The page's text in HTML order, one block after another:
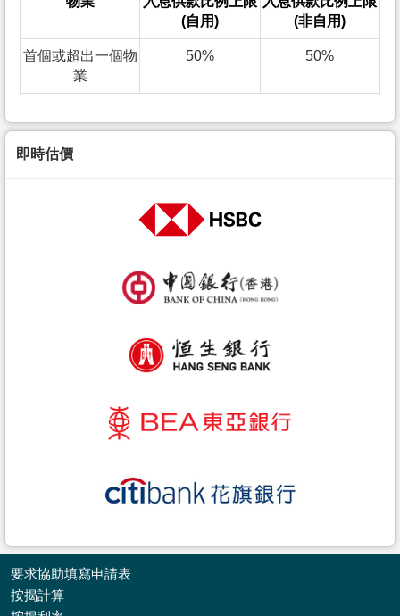
(自用)
(非自用)
首個或超出一個物
業
50% 50%
即時估價
要求協助填寫申請表
按揭計算